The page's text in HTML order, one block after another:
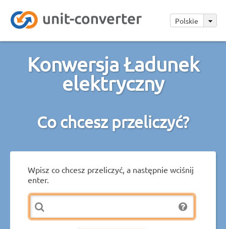
Polskie
Konwersja Ładunek
elektryczny
Co chcesz przeliczyć?
Wpisz co chcesz przeliczyć, a następnie wciśnij
enter.